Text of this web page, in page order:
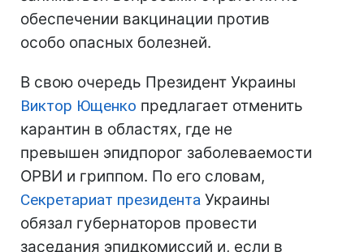
обеспечении вакцинации против
особо опасных болезней.
В свою очередь Президент Украины
Виктор Ющенко предлагает отменить
карантин в областях, где не
превышен эпидпорог заболеваемости
ОРВИ и гриппом. По его словам,
Секретариат президента Украины
обязал губернаторов провести
заседания эпидкомиссий и, если в